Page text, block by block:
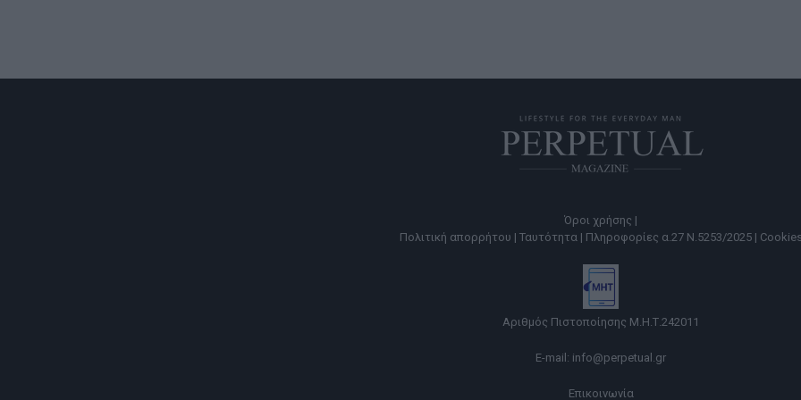
Όροι χρήσης |
Πολιτική απορρήτου | Ταυτότητα | Πληροφορίες α.27 Ν.5253/2025 |
Αριθμός Πιστοποίησης Μ.Η.Τ.242011
E-mail: info@perpetual.gr
Επικοινωνία